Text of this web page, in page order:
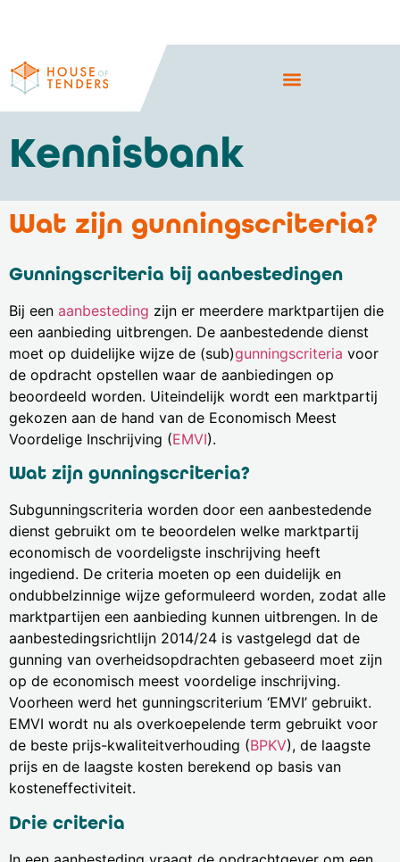
Kennisbank
Wat zijn gunningscriteria?
Gunningscriteria bij aanbestedingen
Bij een aanbesteding zijn er meerdere marktpartijen die
een aanbieding uitbrengen. De aanbestedende dienst
moet op duidelijke wijze de (sub)gunningscriteria voor
de opdracht opstellen waar de aanbiedingen op
beoordeeld worden. Uiteindelijk wordt een marktpartij
gekozen aan de hand van de ​​Economisch Meest
Voordelige Inschrijving (EMVI).
Wat zijn gunningscriteria?
Subgunningscriteria worden door een aanbestedende
dienst gebruikt om te beoordelen welke marktpartij
economisch de voordeligste inschrijving heeft
ingediend. De criteria moeten op een duidelijk en
ondubbelzinnige wijze geformuleerd worden, zodat alle
marktpartijen een aanbieding kunnen uitbrengen. In de
aanbestedingsrichtlijn 2014/24 is vastgelegd dat de
gunning van overheidsopdrachten gebaseerd moet zijn
op de economisch meest voordelige inschrijving.
Voorheen werd het gunningscriterium ‘EMVI’ gebruikt.
EMVI wordt nu als overkoepelende term gebruikt voor
de beste prijs-kwaliteitverhouding (BPKV), de laagste
prijs en de laagste kosten berekend op basis van
kosteneffectiviteit.
Drie criteria